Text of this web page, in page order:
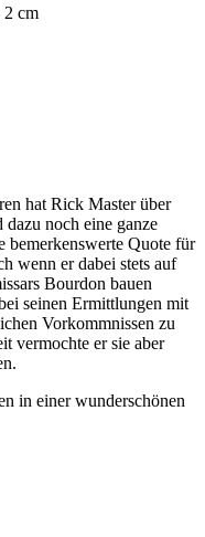
2 cm
hat Rick Master über
noch eine ganze
bemerkenswerte Quote für
wenn er dabei stets auf
Bourdon bauen
seinen Ermittlungen mit
Vorkommnissen zu
vermochte er sie aber
in einer wunderschönen